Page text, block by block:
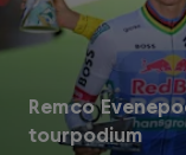
Remco
tourpodium